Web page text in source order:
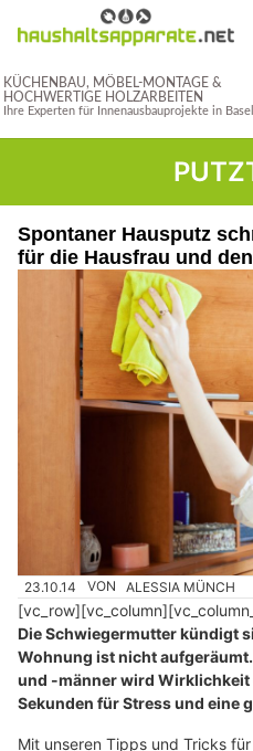
Spontaner Hausputz
für die Hausfrau und
23.10.14 VON ALESSIA MÜNCH
Die Schwiegermutter kündigt
Wohnung ist nicht
und -männer wird
Sekunden für Stress und eine
Mit unseren Tipps und Tricks